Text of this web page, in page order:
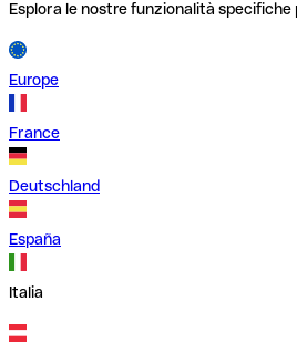
Esplora le nostre funzionalità
Europe
France
Deutschland
España
Italia